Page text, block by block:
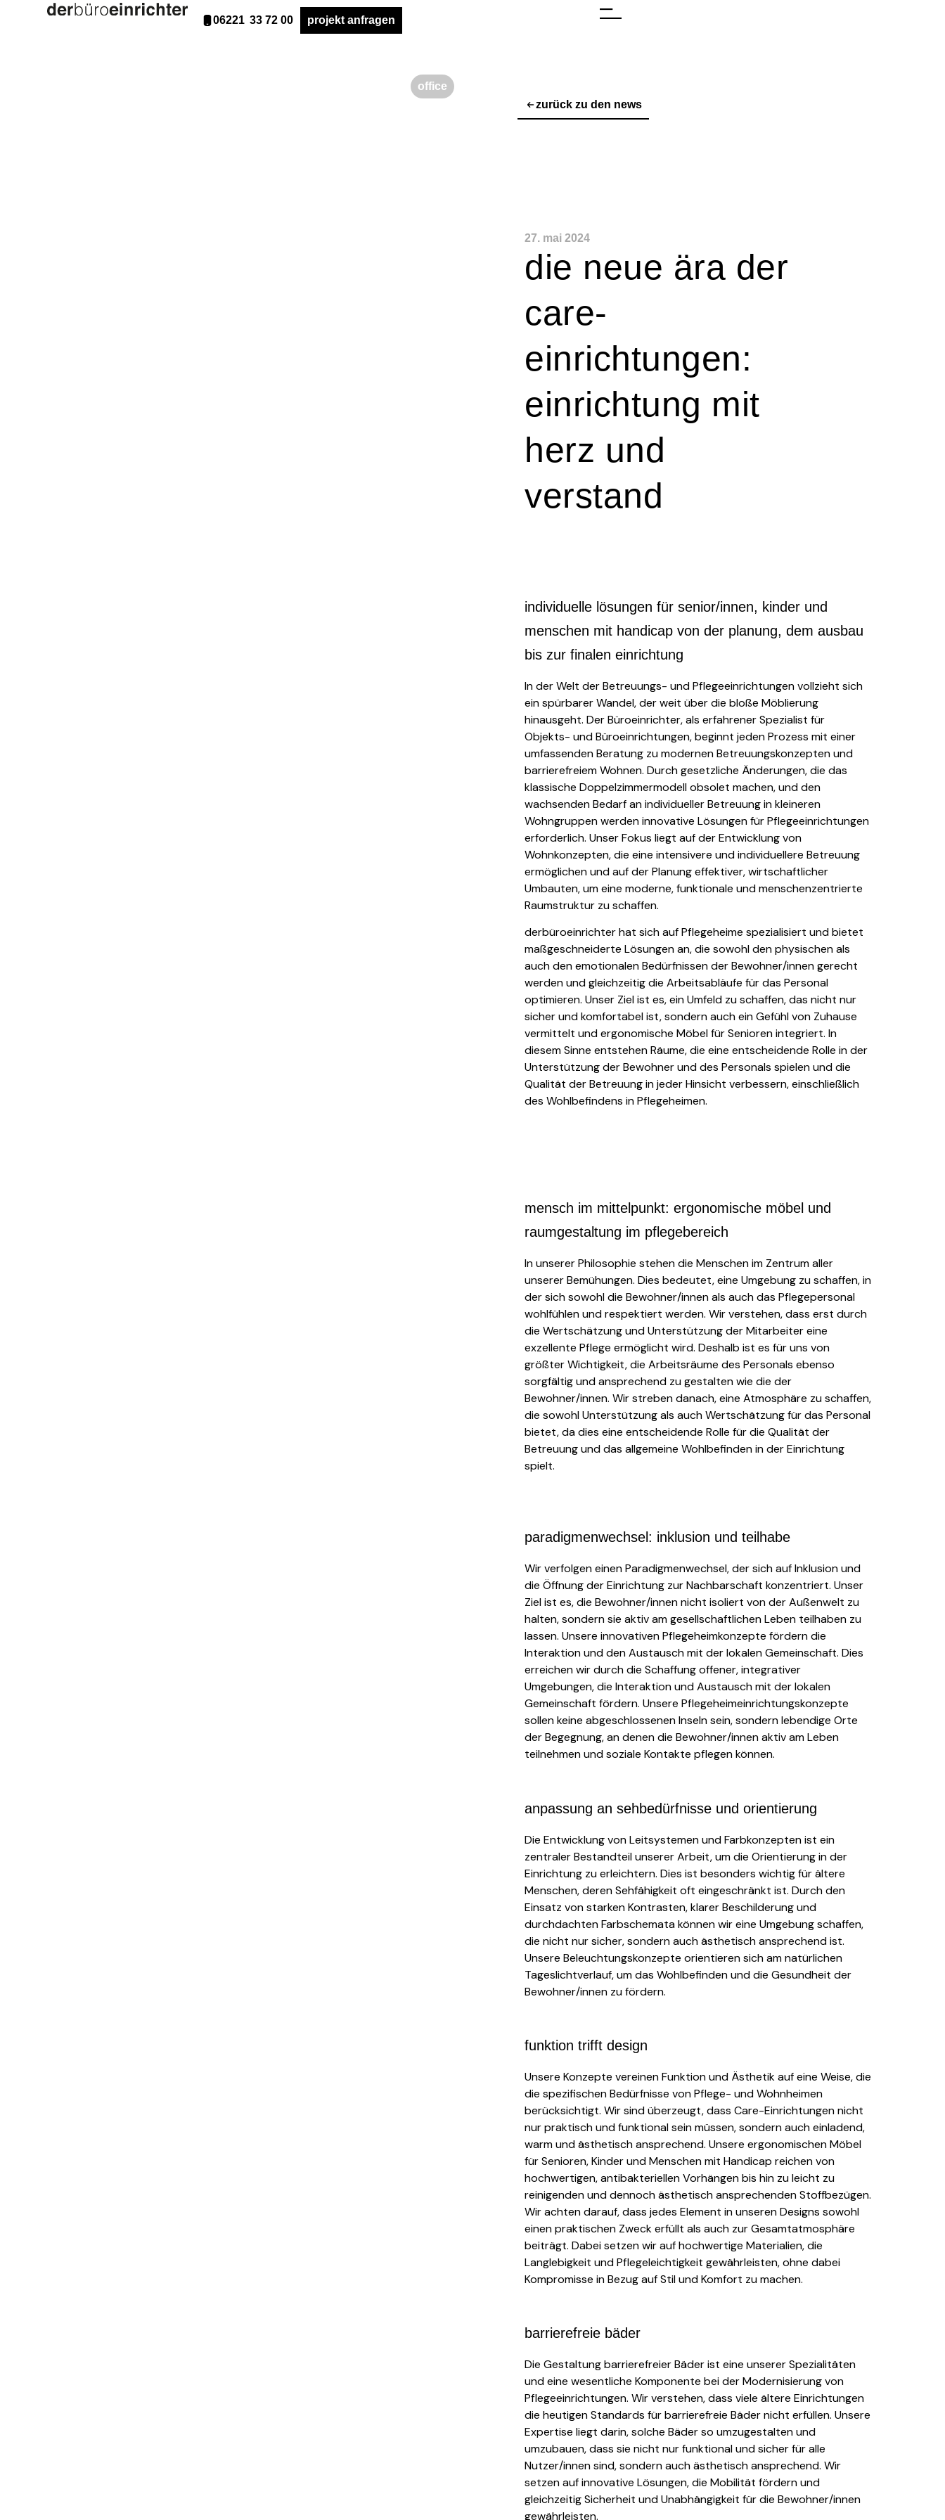
06221 33 72 00 projekt anfragen
office
zurück zu den news
27. mai 2024
die neue ära der
care-
einrichtungen:
einrichtung mit
herz und
verstand
individuelle lösungen für senior/innen, kinder und
menschen mit handicap von der planung, dem ausbau
bis zur finalen einrichtung
In der Welt der Betreuungs- und Pflegeeinrichtungen vollzieht sich
ein spürbarer Wandel, der weit über die bloße Möblierung
hinausgeht. Der Büroeinrichter, als erfahrener Spezialist für
Objekts- und Büroeinrichtungen, beginnt jeden Prozess mit einer
umfassenden Beratung zu modernen Betreuungskonzepten und
barrierefreiem Wohnen. Durch gesetzliche Änderungen, die das
klassische Doppelzimmermodell obsolet machen, und den
wachsenden Bedarf an individueller Betreuung in kleineren
Wohngruppen werden innovative Lösungen für Pflegeeinrichtungen
erforderlich. Unser Fokus liegt auf der Entwicklung von
Wohnkonzepten, die eine intensivere und individuellere Betreuung
ermöglichen und auf der Planung effektiver, wirtschaftlicher
Umbauten, um eine moderne, funktionale und menschenzentrierte
Raumstruktur zu schaffen.
derbüroeinrichter hat sich auf Pflegeheime spezialisiert und bietet
maßgeschneiderte Lösungen an, die sowohl den physischen als
auch den emotionalen Bedürfnissen der Bewohner/innen gerecht
werden und gleichzeitig die Arbeitsabläufe für das Personal
optimieren. Unser Ziel ist es, ein Umfeld zu schaffen, das nicht nur
sicher und komfortabel ist, sondern auch ein Gefühl von Zuhause
vermittelt und ergonomische Möbel für Senioren integriert. In
diesem Sinne entstehen Räume, die eine entscheidende Rolle in der
Unterstützung der Bewohner und des Personals spielen und die
Qualität der Betreuung in jeder Hinsicht verbessern, einschließlich
des Wohlbefindens in Pflegeheimen.
mensch im mittelpunkt: ergonomische möbel und
raumgestaltung im pflegebereich
In unserer Philosophie stehen die Menschen im Zentrum aller
unserer Bemühungen. Dies bedeutet, eine Umgebung zu schaffen, in
der sich sowohl die Bewohner/innen als auch das Pflegepersonal
wohlfühlen und respektiert werden. Wir verstehen, dass erst durch
die Wertschätzung und Unterstützung der Mitarbeiter eine
exzellente Pflege ermöglicht wird. Deshalb ist es für uns von
größter Wichtigkeit, die Arbeitsräume des Personals ebenso
sorgfältig und ansprechend zu gestalten wie die der
Bewohner/innen. Wir streben danach, eine Atmosphäre zu schaffen,
die sowohl Unterstützung als auch Wertschätzung für das Personal
bietet, da dies eine entscheidende Rolle für die Qualität der
Betreuung und das allgemeine Wohlbefinden in der Einrichtung
spielt.
paradigmenwechsel: inklusion und teilhabe
Wir verfolgen einen Paradigmenwechsel, der sich auf Inklusion und
die Öffnung der Einrichtung zur Nachbarschaft konzentriert. Unser
Ziel ist es, die Bewohner/innen nicht isoliert von der Außenwelt zu
halten, sondern sie aktiv am gesellschaftlichen Leben teilhaben zu
lassen. Unsere innovativen Pflegeheimkonzepte fördern die
Interaktion und den Austausch mit der lokalen Gemeinschaft. Dies
erreichen wir durch die Schaffung offener, integrativer
Umgebungen, die Interaktion und Austausch mit der lokalen
Gemeinschaft fördern. Unsere Pflegeheimeinrichtungskonzepte
sollen keine abgeschlossenen Inseln sein, sondern lebendige Orte
der Begegnung, an denen die Bewohner/innen aktiv am Leben
teilnehmen und soziale Kontakte pflegen können.
anpassung an sehbedürfnisse und orientierung
Die Entwicklung von Leitsystemen und Farbkonzepten ist ein
zentraler Bestandteil unserer Arbeit, um die Orientierung in der
Einrichtung zu erleichtern. Dies ist besonders wichtig für ältere
Menschen, deren Sehfähigkeit oft eingeschränkt ist. Durch den
Einsatz von starken Kontrasten, klarer Beschilderung und
durchdachten Farbschemata können wir eine Umgebung schaffen,
die nicht nur sicher, sondern auch ästhetisch ansprechend ist.
Unsere Beleuchtungskonzepte orientieren sich am natürlichen
Tageslichtverlauf, um das Wohlbefinden und die Gesundheit der
Bewohner/innen zu fördern.
funktion trifft design
Unsere Konzepte vereinen Funktion und Ästhetik auf eine Weise, die
die spezifischen Bedürfnisse von Pflege- und Wohnheimen
berücksichtigt. Wir sind überzeugt, dass Care-Einrichtungen nicht
nur praktisch und funktional sein müssen, sondern auch einladend,
warm und ästhetisch ansprechend. Unsere ergonomischen Möbel
für Senioren, Kinder und Menschen mit Handicap reichen von
hochwertigen, antibakteriellen Vorhängen bis hin zu leicht zu
reinigenden und dennoch ästhetisch ansprechenden Stoffbezügen.
Wir achten darauf, dass jedes Element in unseren Designs sowohl
einen praktischen Zweck erfüllt als auch zur Gesamtatmosphäre
beiträgt. Dabei setzen wir auf hochwertige Materialien, die
Langlebigkeit und Pflegeleichtigkeit gewährleisten, ohne dabei
Kompromisse in Bezug auf Stil und Komfort zu machen.
barrierefreie bäder
Die Gestaltung barrierefreier Bäder ist eine unserer Spezialitäten
und eine wesentliche Komponente bei der Modernisierung von
Pflegeeinrichtungen. Wir verstehen, dass viele ältere Einrichtungen
die heutigen Standards für barrierefreie Bäder nicht erfüllen. Unsere
Expertise liegt darin, solche Bäder so umzugestalten und
umzubauen, dass sie nicht nur funktional und sicher für alle
Nutzer/innen sind, sondern auch ästhetisch ansprechend. Wir
setzen auf innovative Lösungen, die Mobilität fördern und
gleichzeitig Sicherheit und Unabhängigkeit für die Bewohner/innen
gewährleisten.